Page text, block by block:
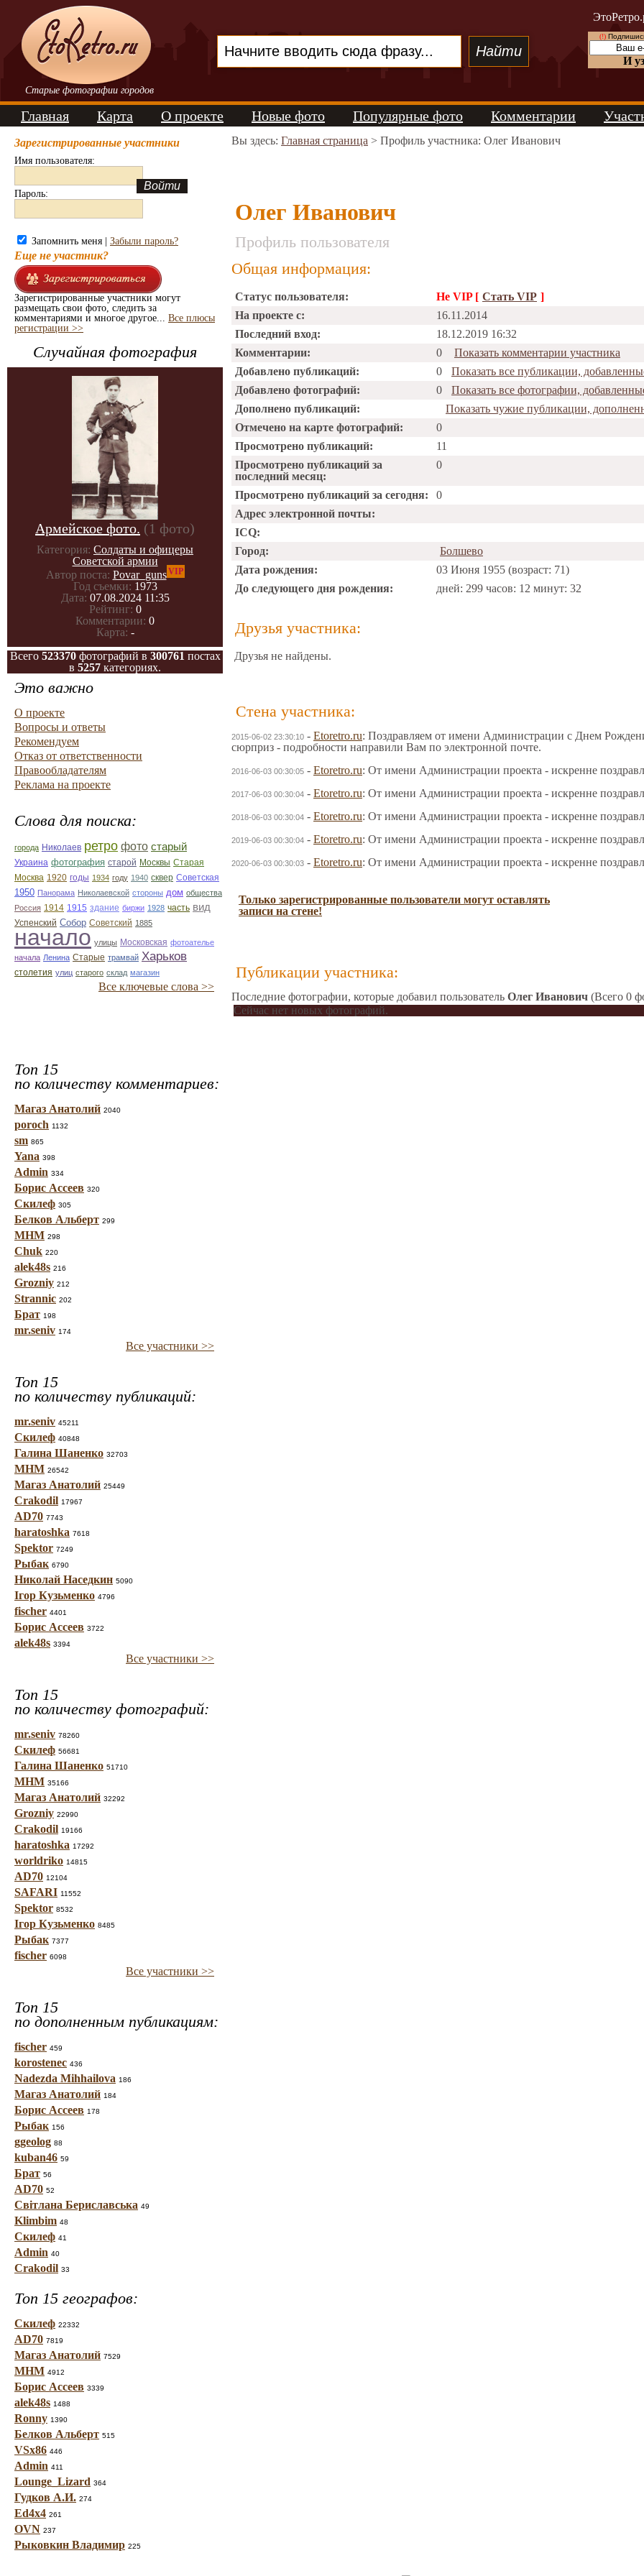
Старые фотографии городов
(!)
И
Главная Карта О проекте Новые фото Популярные фото Комментарии
Зарегистрированные участники
Имя пользователя:
Пароль:
Запомнить меня | Забыли пароль?
Еще не участник?
Зарегистрированные участники могут
размещать свои фото, следить за
комментариями и многое другое... Все плюсы
регистрации >>
Случайная фотография
Армейское фото. (1 фото)
Категория: Солдаты и офицеры
Советской армии
Автор поста: Povar_gunsVIP
Год съемки: 1973
Дата: 07.08.2024 11:35
Рейтинг: 0
Комментарии: 0
Карта: -
Всего 523370фотографий в 300761 постах
в 5257 категориях.
Это важно
О проекте
Вопросы и ответы
Рекомендуем
Отказ от ответственности
Правообладателям
Реклама на проекте
Слова для поиска:
города Николаев ретро фото старый
Украина фотография старой Москвы Старая
Москва 1920 годы 1934 году 1940 сквер Советская
1950 Панорама Николаевской стороны дом общества
Россия 1914 1915 здание биржи 1928 часть вид
Успенский Собор Советский 1885
начало улицы Московская фотоателье
начала Ленина Старые трамвай Харьков
столетия улиц старого склад магазин
Все ключевые слова >>
Топ 15
по количеству комментариев:
Магаз Анатолий 2040
poroch 1132
sm 865
Yana 398
Admin 334
Борис Ассеев 320
Скилеф 305
Белков Альберт 299
МНМ 298
Chuk 220
alek48s 216
Grozniy 212
Strannic 202
Брат 198
mr.seniv 174
Все участники >>
Топ 15
по количеству публикаций:
mr.seniv 45211
Скилеф 40848
Галина Шаненко 32703
МНМ 26542
Магаз Анатолий 25449
Crakodil 17967
AD70 7743
haratoshka 7618
Spektor 7249
Рыбак 6790
Николай Наседкин 5090
Ігор Кузьменко 4796
fischer 4401
Борис Ассеев 3722
alek48s 3394
Все участники >>
Топ 15
по количеству фотографий:
mr.seniv 78260
Скилеф 56681
Галина Шаненко 51710
МНМ 35166
Магаз Анатолий 32292
Grozniy 22990
Crakodil 19166
haratoshka 17292
worldriko 14815
AD70 12104
SAFARI 11552
Spektor 8532
Ігор Кузьменко 8485
Рыбак 7377
fischer 6098
Все участники >>
Топ 15
по дополненным публикациям:
fischer 459
korostenec 436
Nadezda Mihhailova 186
Магаз Анатолий 184
Борис Ассеев 178
Рыбак 156
ggeolog 88
kuban46 59
Брат 56
AD70 52
Світлана Бериславська 49
Klimbim 48
Скилеф 41
Admin 40
Crakodil 33
Топ 15 географов:
Скилеф 22332
AD70 7819
Магаз Анатолий 7529
МНМ 4912
Борис Ассеев 3339
alek48s 1488
Ronny 1390
Белков Альберт 515
VSx86 446
Admin 411
Lounge_Lizard 364
Гудков А.И. 274
Ed4x4 261
OVN 237
Рыковкин Владимир 225
Вы здесь: Главная страница > Профиль участника: Олег Иванович
Олег Иванович
Профиль пользователя
Общая информация:
Статус пользователя: Не VIP [ Стать VIP ]
На проекте с:
16.11.2014
Последний вход:
18.12.2019 16:32
Комментарии:
0
Показать комментарии участника
Добавлено публикаций:
0
Показать все публикации,
Добавлено фотографий:
0
Показать все фотографии,
Дополнено публикаций:
Показать чужие публикации,
Отмечено на карте фотографий:
0
Просмотрено публикаций:
11
Просмотрено публикаций за
последний месяц:
0
Просмотрено публикаций за сегодня:
0
Адрес электронной почты:
ICQ:
Город:
Болшево
Дата рождения:
03 Июня 1955 (возраст: 71)
До следующего дня рождения:
дней: 299 часов: 12 минут: 32
Друзья участника:
Друзья не найдены.
Стена участника:
2015-06-02 23:30:10 - Etoretro.ru: Поздравляем от имени Администрации с Днем
сюрприз - подробности направили Вам по электронной почте.
2016-06-03 00:30:05 - Etoretro.ru: От имени Администрации проекта - искренне
2017-06-03 00:30:04 - Etoretro.ru: От имени Администрации проекта - искренне
2018-06-03 00:30:04 - Etoretro.ru: От имени Администрации проекта - искренне
2019-06-03 00:30:04 - Etoretro.ru: От имени Администрации проекта - искренне
2020-06-03 00:30:03 - Etoretro.ru: От имени Администрации проекта - искренне
Только зарегистрированные пользователи могут оставлять
записи на стене!
Публикации участника:
Последние фотографии, которые добавил пользователь Олег Иванович (Всего 0
Сейчас нет новых фотографий.